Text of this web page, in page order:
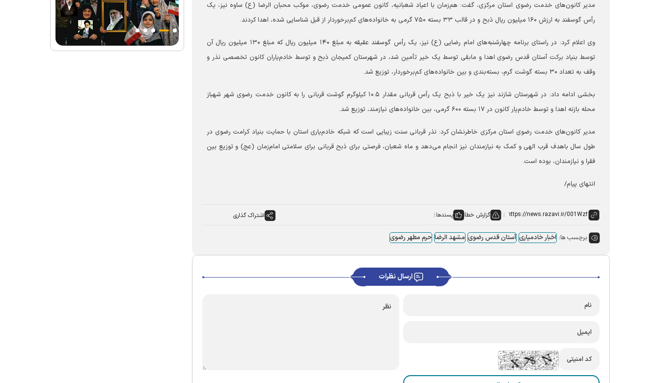
مدیر کانون‌های خدمت رضوی استان مرکزی، گفت: هم‌زمان با اعیاد شعبانیه، کانون عمومی خدمت رضوی، موکب محبان الرضا (ع) ساوه نیز، یک
رأس گوسفند به ارزش ۱۶۰ میلیون ریال ذبح و در قالب ۳۳ بسته ۷۵۰ گرمی به خانواده‌های کم‌برخوردار از قبل شناسایی شده، اهدا کردند.
وی اعلام کرد: در راستای برنامه چهارشنبه‌های امام رضایی (ع) نیز، یک رأس گوسفند عقیقه به مبلغ ۱۴۰ میلیون ریال که مبلغ ۱۳۰ میلیون ریال آن
توسط بنیاد برکت آستان قدس رضوی اهدا و مابقی توسط یک خیر تأمین شد، در شهرستان کمیجان ذبح و توسط خادم‌یاران کانون تخصصی نذر و
وقف به تعداد ۳۰ بسته گوشت گرم، بسته‌بندی و بین خانواده‌های کم‌برخوردار، توزیع شد.
بخشی ادامه داد: در شهرستان شازند نیز یک خیر با ذبح یک رأس قربانی مقدار ۱۰.۵ کیلوگرم گوشت قربانی را به کانون خدمت رضوی شهر شهباز
محله بازنه اهدا و توسط خادم‌یار کانون در ۱۷ بسته ۶۰۰ گرمی، بین خانواده‌های نیازمند، توزیع شد.
مدیر کانون‌های خدمت رضوی استان مرکزی خاطرنشان کرد: نذر قربانی سنت زیبایی است که شبکه خادم‌یاری استان با حمایت بنیاد کرامت رضوی در
طول سال باهدف قرب الهی و کمک به نیازمندان نیز انجام می‌دهد و ماه شعبان، فرصتی برای ذبح قربانی برای سلامتی امام‌زمان (عج) و توزیع بین
فقرا و نیازمندان، بوده است.
انتهای پیام/
گزارش خطا پسندها: اشتراک گذاری
برچسب ها: اخبار خادمیاری آستان قدس رضوی مشهد الرضا حرم مطهر رضوی
ارسال نظرات